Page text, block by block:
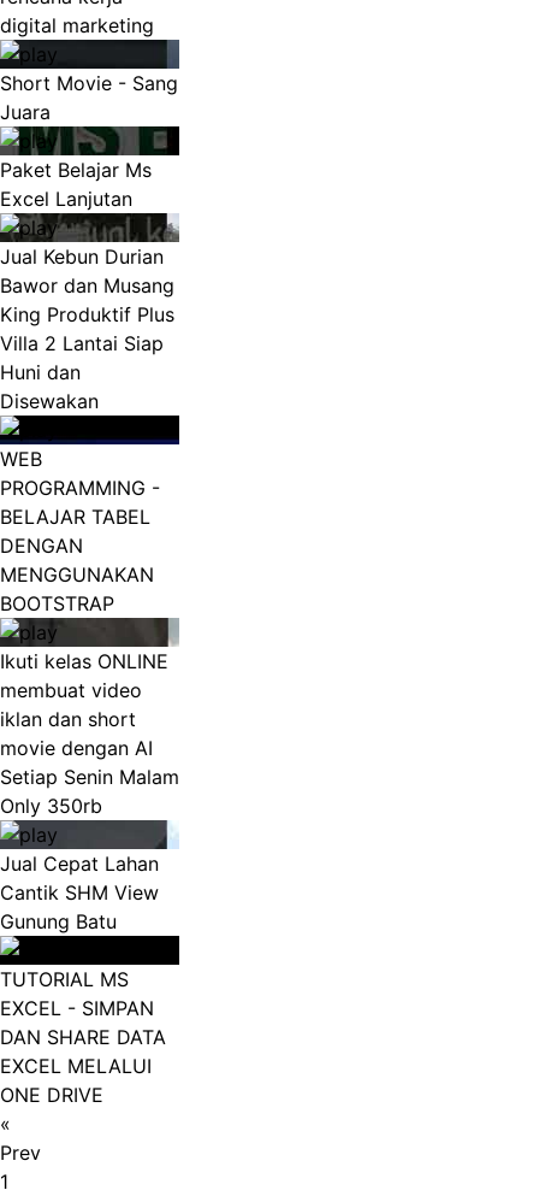
digital marketing
Short Movie - Sang
Juara
Paket Belajar Ms
Excel Lanjutan
Jual Kebun Durian
Bawor dan Musang
King Produktif Plus
Villa 2 Lantai Siap
Huni dan
Disewakan
WEB
PROGRAMMING -
BELAJAR TABEL
DENGAN
MENGGUNAKAN
BOOTSTRAP
Ikuti kelas ONLINE
membuat video
iklan dan short
movie dengan AI
Setiap Senin Malam
Only 350rb
Jual Cepat Lahan
Cantik SHM View
Gunung Batu
TUTORIAL MS
EXCEL - SIMPAN
DAN SHARE DATA
EXCEL MELALUI
ONE DRIVE
«
Prev
1